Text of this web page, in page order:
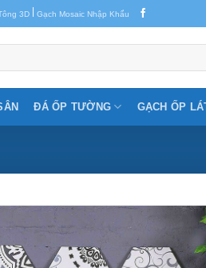
3D | Gạch Mosaic Nhập Khẩu
ĐÁ ỐP TƯỜNG GẠCH ỐP